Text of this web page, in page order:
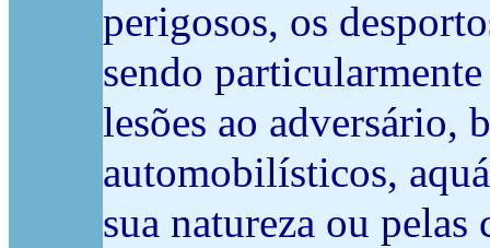
perigosos, os
sendo
lesões ao adversário,
automobilísticos,
sua natureza ou pelas